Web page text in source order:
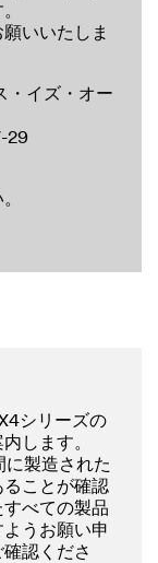
いいたしま
イズ・オー
29
シリーズの
します。
製造された
ことが確認
べての製品
うお願い申
認くださ